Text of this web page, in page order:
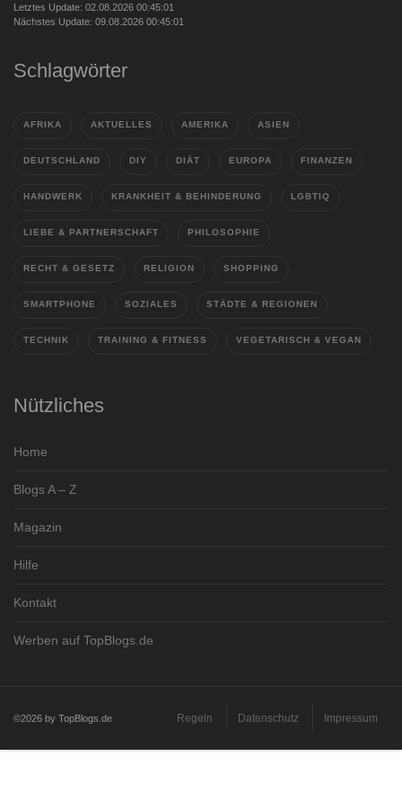
Letztes Update: 02.08.2026 00:45:01
Nächstes Update: 09.08.2026 00:45:01
Schlagwörter
AFRIKA AKTUELLES AMERIKA ASIEN
DEUTSCHLAND DIY DIÄT EUROPA FINANZEN
HANDWERK KRANKHEIT & BEHINDERUNG LGBTIQ
LIEBE & PARTNERSCHAFT PHILOSOPHIE
RECHT & GESETZ RELIGION SHOPPING
SMARTPHONE SOZIALES STÄDTE & REGIONEN
TECHNIK TRAINING & FITNESS VEGETARISCH & VEGAN
Nützliches
Home
Blogs A – Z
Magazin
Hilfe
Kontakt
Werben auf TopBlogs.de
©2026 by TopBlogs.de Regeln Datenschutz Impressum